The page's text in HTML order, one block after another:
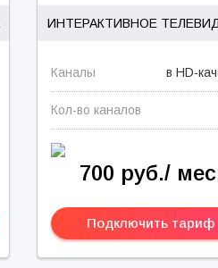
ИНТЕРАКТИВНОЕ
Каналы в HD-
Кол-во каналов
700 руб./
Подключить тариф